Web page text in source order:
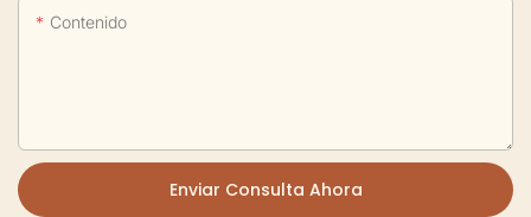
Contenido
Enviar Consulta Ahora